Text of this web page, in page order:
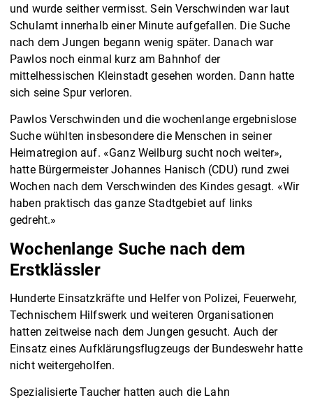
und wurde seither vermisst. Sein Verschwinden war laut
Schulamt innerhalb einer Minute aufgefallen. Die Suche
nach dem Jungen begann wenig später. Danach war
Pawlos noch einmal kurz am Bahnhof der
mittelhessischen Kleinstadt gesehen worden. Dann hatte
sich seine Spur verloren.
Pawlos Verschwinden und die wochenlange ergebnislose
Suche wühlten insbesondere die Menschen in seiner
Heimatregion auf. «Ganz Weilburg sucht noch weiter»,
hatte Bürgermeister Johannes Hanisch (CDU) rund zwei
Wochen nach dem Verschwinden des Kindes gesagt. «Wir
haben praktisch das ganze Stadtgebiet auf links
gedreht.»
Wochenlange Suche nach dem
Erstklässler
Hunderte Einsatzkräfte und Helfer von Polizei, Feuerwehr,
Technischem Hilfswerk und weiteren Organisationen
hatten zeitweise nach dem Jungen gesucht. Auch der
Einsatz eines Aufklärungsflugzeugs der Bundeswehr hatte
nicht weitergeholfen.
Spezialisierte Taucher hatten auch die Lahn